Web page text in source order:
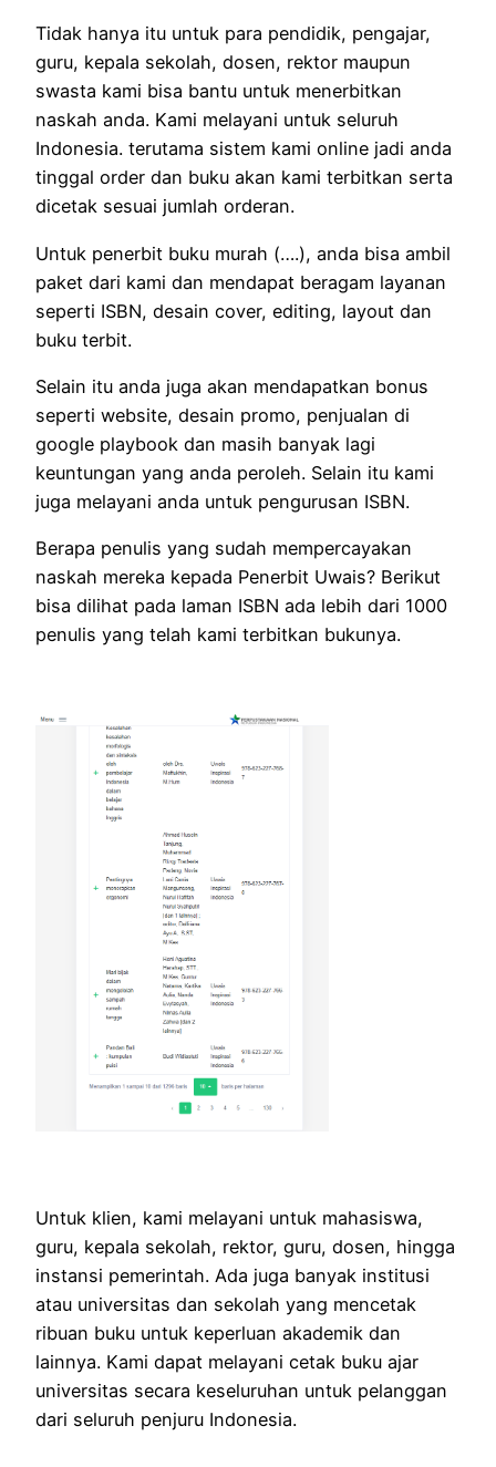
Tidak hanya itu untuk para pendidik, pengajar,
guru, kepala sekolah, dosen, rektor maupun
swasta kami bisa bantu untuk menerbitkan
naskah anda. Kami melayani untuk seluruh
Indonesia. terutama sistem kami online jadi anda
tinggal order dan buku akan kami terbitkan serta
dicetak sesuai jumlah orderan.
Untuk penerbit buku murah (….), anda bisa ambil
paket dari kami dan mendapat beragam layanan
seperti ISBN, desain cover, editing, layout dan
buku terbit.
Selain itu anda juga akan mendapatkan bonus
seperti website, desain promo, penjualan di
google playbook dan masih banyak lagi
keuntungan yang anda peroleh. Selain itu kami
juga melayani anda untuk pengurusan ISBN.
Berapa penulis yang sudah mempercayakan
naskah mereka kepada Penerbit Uwais? Berikut
bisa dilihat pada laman ISBN ada lebih dari 1000
penulis yang telah kami terbitkan bukunya.
Untuk klien, kami melayani untuk mahasiswa,
guru, kepala sekolah, rektor, guru, dosen, hingga
instansi pemerintah. Ada juga banyak institusi
atau universitas dan sekolah yang mencetak
ribuan buku untuk keperluan akademik dan
lainnya. Kami dapat melayani cetak buku ajar
universitas secara keseluruhan untuk pelanggan
dari seluruh penjuru Indonesia.